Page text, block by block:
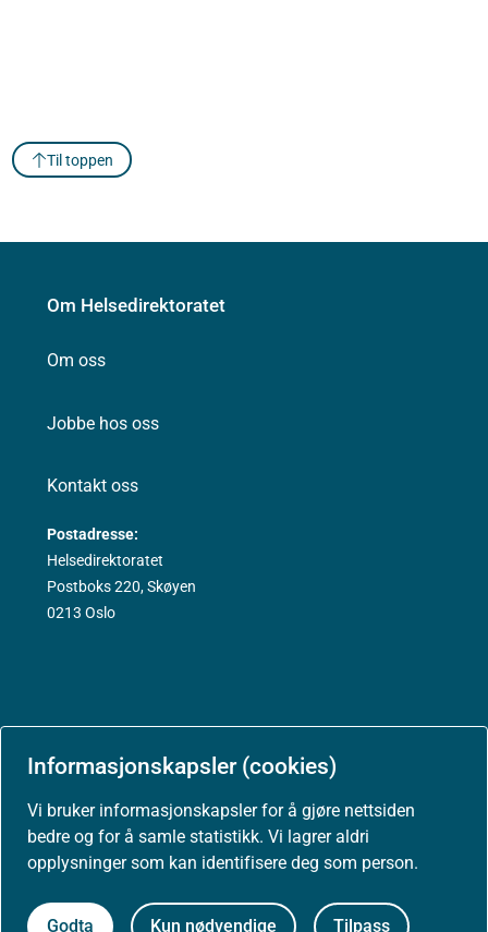
Informasjonskapsler (cookies)
Vi bruker informasjonskapsler for å gjøre nettsiden
bedre og for å samle statistikk. Vi lagrer aldri
opplysninger som kan identifisere deg som person.
Godta Kun nødvendige Tilpass
Til toppen
Om Helsedirektoratet
Om oss
Jobbe hos oss
Kontakt oss
Postadresse:
Helsedirektoratet
Postboks 220, Skøyen
0213 Oslo
Aktuelt
Arrangementer
Høringer